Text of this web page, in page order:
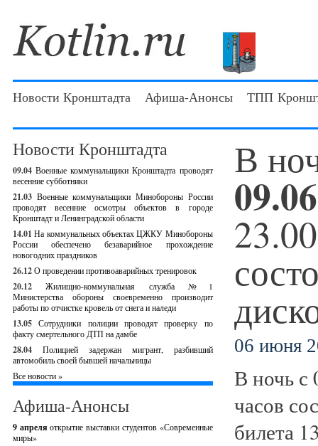
Новости Кронштадта Афиша-Анонсы ТПП
Новости Кронштадта
09.04 Военные коммунальщики Кронштадта проводят
весенние субботники
21.03 Военные коммунальщики Минобороны России
проводят весенние осмотры объектов в городе
Кронштадт и Ленинградской области
14.01 На коммунальных объектах ЦЖКУ Минобороны
России обеспечено безаварийное прохождение
новогодних праздников
26.12О проведении противоаварийных тренировок
20.12
Жилищно-коммунальная служба №1
Министерства обороны своевременно производит
работы по отчистке кровель от снега и наледи
13.05 Сотрудники полиции проводят проверку по
факту смертельного ДТП на дамбе
28.04
Полицией задержан мигрант, разбивший
автомобиль своей бывшей начальницы
Все новости »
Афиша-Анонсы
9 апреляоткрытие выставки студентов «Современные
миры»
В
06 июня
В ночь с
часов
билета